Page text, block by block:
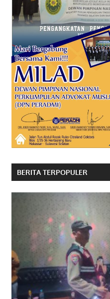
BERITA TERPOPULER